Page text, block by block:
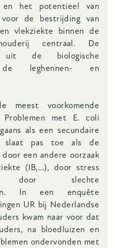
en het potentieel van
de bestrijding van
vlekziekte binnen de
centraal. De
uit de biologische
leghennen- en
meest voorkomende
met E. coli
als een secundaire
slaat pas toe als de
een andere oorzaak
(IB,…), door stress
slechte
In een enquête
UR bij Nederlandse
kwam naar voor dat
na bloedluizen en
ondervonden met